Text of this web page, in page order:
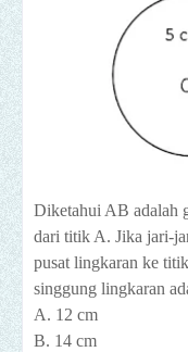
Diketahui AB adalah
dari titik A. Jika jari-
pusat lingkaran ke
singgung lingkaran
A. 12 cm
B. 14 cm